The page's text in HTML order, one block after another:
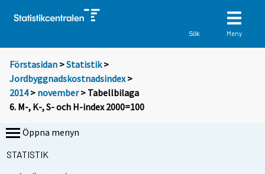
Sök Meny
Förstasidan >Statistik >
Jordbyggnadskostnadsindex>
2014> november> Tabellbilaga
6. M-, K-, S- och H-index 2000=100
Öppna menyn
STATISTIK